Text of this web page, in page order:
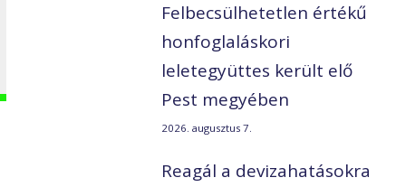
Felbecsülhetetlen értékű
honfoglaláskori
leletegyüttes került elő
Pest megyében
2026. augusztus 7.
Reagál a devizahatásokra